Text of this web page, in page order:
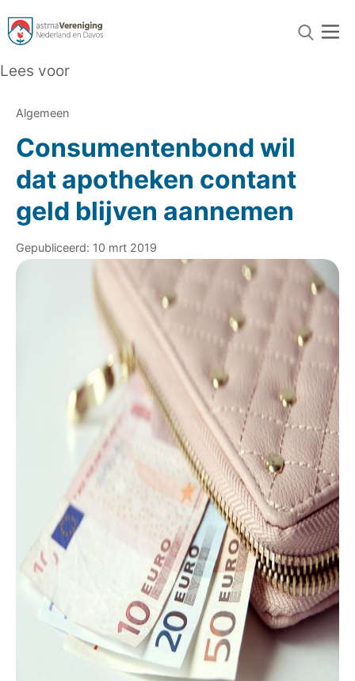
Lees voor
Algemeen
Consumentenbond wil
dat apotheken contant
geld blijven aannemen
Gepubliceerd: 10 mrt 2019